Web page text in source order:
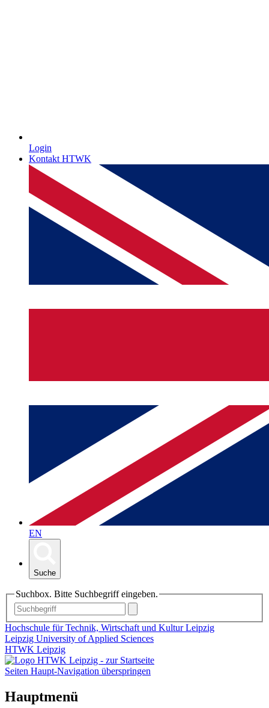
Login
Kontakt HTWK
EN
Suche
Suchbox. Bitte Suchbegriff eingeben.
Hochschule für Technik, Wirtschaft und Kultur Leipzig
Leipzig University of Applied Sciences
HTWK Leipzig
Seiten Haupt-Navigation überspringen
Hauptmenü